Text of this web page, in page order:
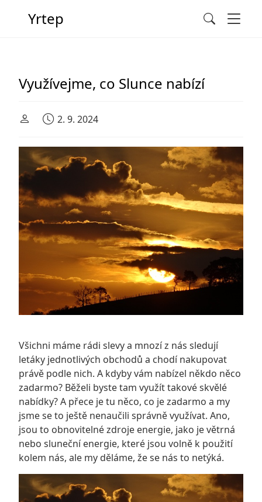
Main Navigation
Yrtep Search
Využívejme, co Slunce nabízí
2. 9. 2024
Všichni máme rádi slevy a mnozí z nás sledují
letáky jednotlivých obchodů a chodí nakupovat
právě podle nich. A kdyby vám nabízel někdo něco
zadarmo? Běželi byste tam využít takové skvělé
nabídky? A přece je tu něco, co je zadarmo a my
jsme se to ještě nenaučili správně využívat. Ano,
jsou to obnovitelné zdroje energie, jako je větrná
nebo sluneční energie, které jsou volně k použití
kolem nás, ale my děláme, že se nás to netýká.